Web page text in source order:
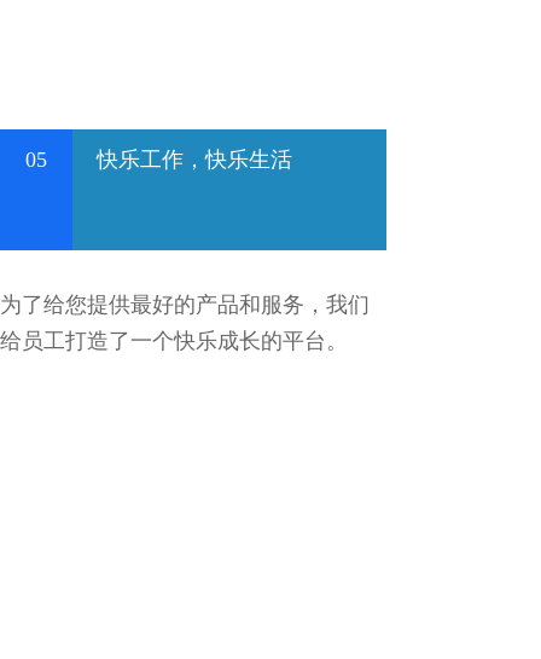
05 快乐工作，快乐生活
为了给您提供最好的产品和服务，我们
给员工打造了一个快乐成长的平台。